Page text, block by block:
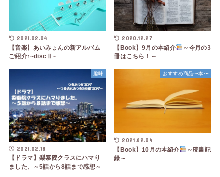
2021.02.04
【音楽】あいみょんの新アルバム
ご紹介♪~discⅡ~
2020.12.27
【Book】9月の本紹介
～今月の3
冊はこちら！～
趣味
2021.02.18
【ドラマ】梨泰院クラスにハマり
ました。～5話から8話まで感想～
おすすめ商品〜本〜
2021.02.04
【Book】10月の本紹介
～読書記
録～